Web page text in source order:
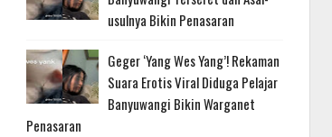
usulnya Bikin Penasaran
Geger ‘Yang Wes Yang’! Rekaman
Suara Erotis Viral Diduga Pelajar
Banyuwangi Bikin Warganet
Penasaran